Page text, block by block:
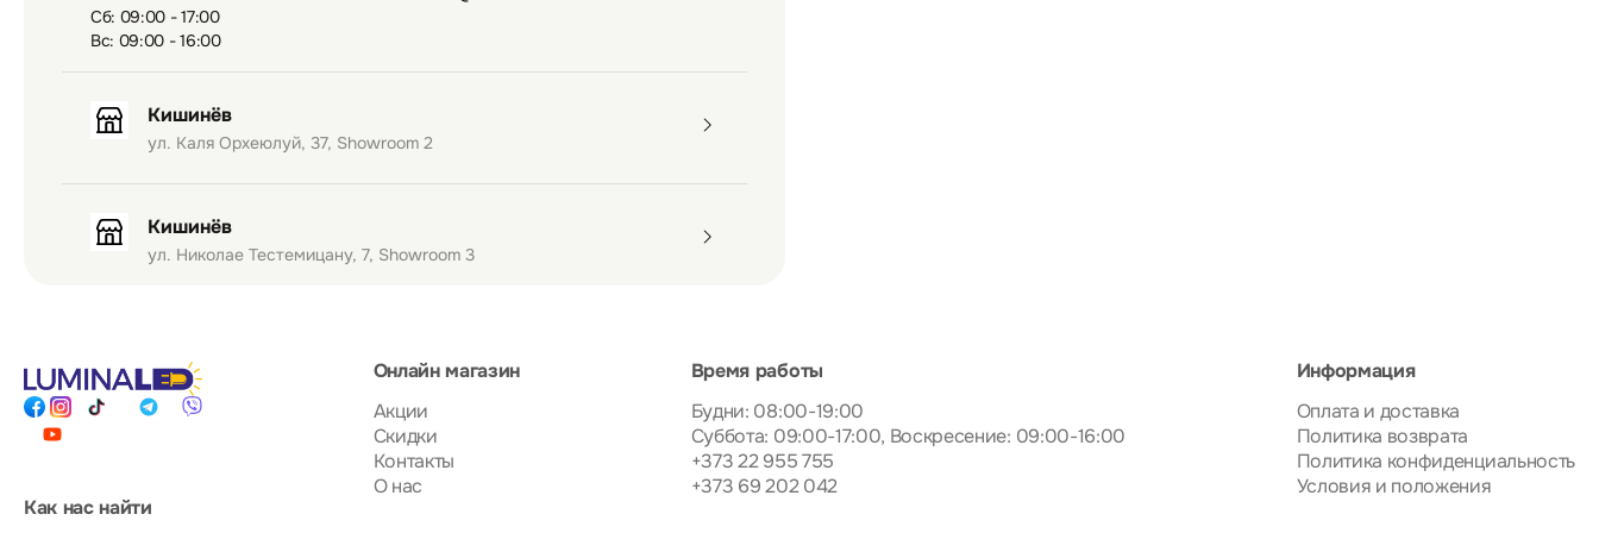
Сб: 09:00 - 17:00
Вс: 09:00 - 16:00
Кишинёв
ул. Каля Орхеюлуй, 37, Showroom 2
Кишинёв
ул. Николае Тестемицану, 7, Showroom 3
Онлайн магазин
Акции
Скидки
Контакты
О нас
Время работы
Будни: 08:00-19:00
Суббота: 09:00-17:00, Воскресение: 09:00-16:00
+373 22 955 755
+373 69 202 042
Информация
Оплата и доставка
Политика возврата
Политика конфиденциальность
Условия и положения
Как нас найти